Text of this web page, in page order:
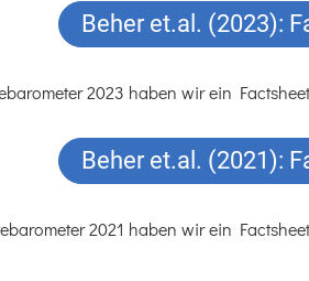
Beher et.al. (2023):
2023 haben wir ein
Beher et.al. (2021):
2021 haben wir ein